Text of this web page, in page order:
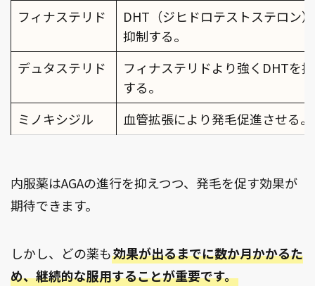
フィナステリド
DHT（ジヒドロテストステロン
抑制する。
デュタステリド
フィナステリドより強くDHTを
する。
ミノキシジル
血管拡張により発毛促進させる。
内服薬はAGAの進行を抑えつつ、発毛を促す効果が
期待できます。
しかし、どの薬も効果が出るまでに数か月かかるた
め、継続的な服用することが重要です。